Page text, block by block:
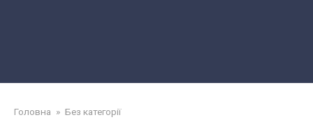
Головна » Без категорії